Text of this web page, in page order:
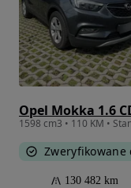
Opel Mokka 1.6
1598 cm3 • 110 KM •
Zweryfikowane
130 482 km